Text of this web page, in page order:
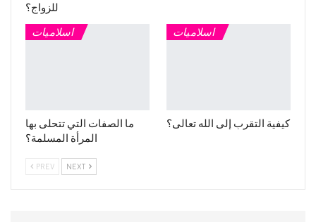
للزواج؟
اسلاميات
ما الصفات التي تتحلى بها
المرأة المسلمة؟
اسلاميات
كيفية التقرب إلى الله تعالى؟
PREV NEXT